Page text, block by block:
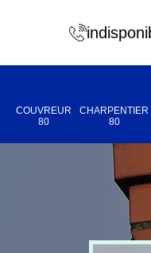
COUVREUR
80
CHARPENTIER
80